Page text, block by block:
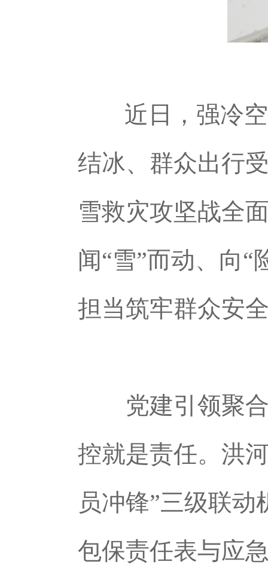
近日，强冷
结冰、群众出行
雪救灾攻坚战全
闻“雪”而动、向“
担当筑牢群众安
党建引领聚合
控就是责任。洪
员冲锋”三级联
包保责任表与应